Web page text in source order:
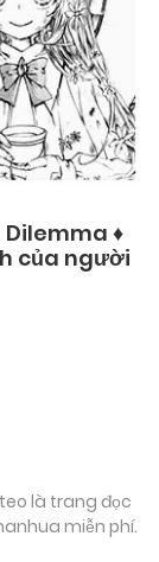
♦
của người
là trang đọc
miễn phí.